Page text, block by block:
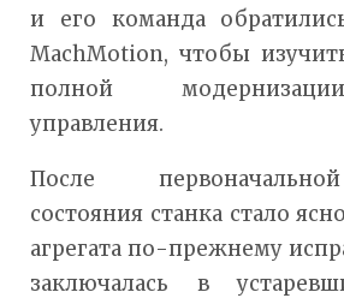
и его команда
MachMotion, чтобы
полной
управления.
После
состояния станка стало
агрегата по-прежнему
заключалась в